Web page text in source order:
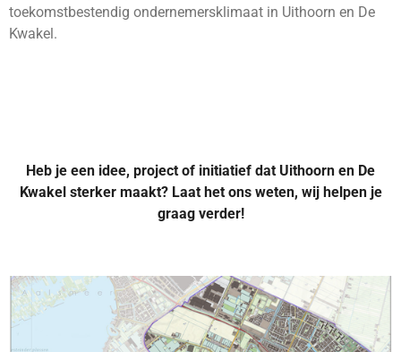
toekomstbestendig ondernemersklimaat in Uithoorn en De
Kwakel.
Heb je een idee, project of initiatief dat Uithoorn en De
Kwakel sterker maakt? Laat het ons weten, wij helpen je
graag verder!